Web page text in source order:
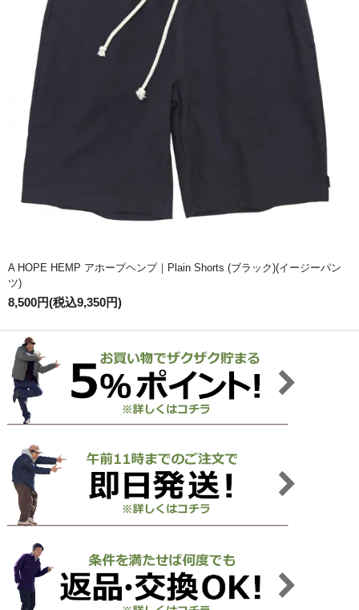
A HOPE HEMP アホープヘンプ｜Plain Shorts (ブラック)(イージーパン
ツ)
8,500円(税込9,350円)